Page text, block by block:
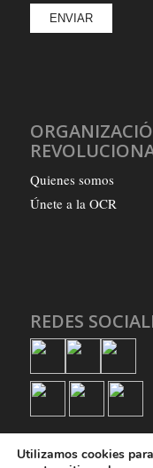
Quienes somos
Únete a la OCR
REDES
Utilizamos cookies